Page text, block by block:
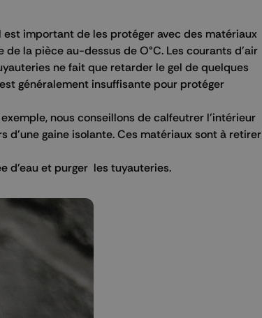
important de les protéger avec des matériaux
la pièce au-dessus de O°C. Les courants d'air
ne fait que retarder le gel de quelques
généralement insuffisante pour protéger
nous conseillons de calfeutrer l'intérieur
d'une gaine isolante. Ces matériaux sont à retirer
d'eau et purger les tuyauteries.